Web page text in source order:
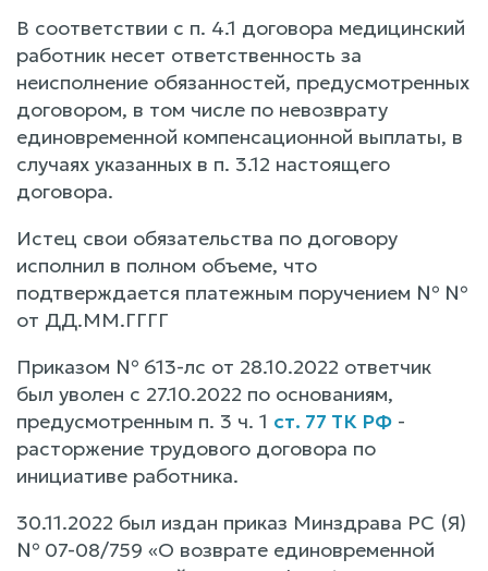
В соответствии с п. 4.1 договора медицинский
работник несет ответственность за
неисполнение обязанностей, предусмотренных
договором, в том числе по невозврату
единовременной компенсационной выплаты, в
случаях указанных в п. 3.12 настоящего
договора.
Истец свои обязательства по договору
исполнил в полном объеме, что
подтверждается платежным поручением № №
от ДД.ММ.ГГГГ
Приказом № 613-лс от 28.10.2022 ответчик
был уволен с 27.10.2022 по основаниям,
предусмотренным п. 3 ч. 1 ст. 77 ТК РФ -
расторжение трудового договора по
инициативе работника.
30.11.2022 был издан приказ Минздрава РС (Я)
№ 07-08/759 «О возврате единовременной